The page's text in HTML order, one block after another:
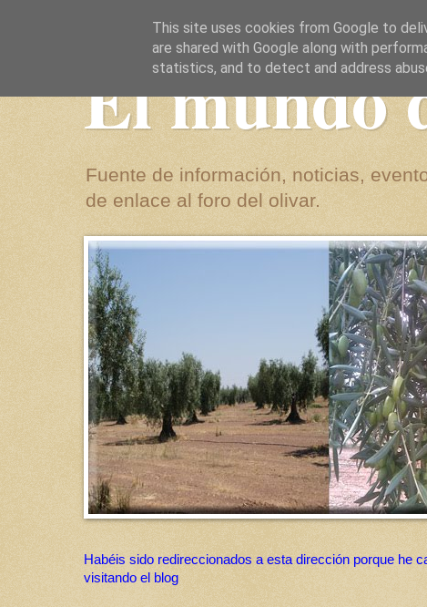
El mundo
Fuente de información, noticias,
de enlace al foro del olivar.
Habéis sido redireccionados a esta dirección porque he
visitando el blog
This site uses cookies from Google to
are shared with Google along with
statistics, and to detect and address